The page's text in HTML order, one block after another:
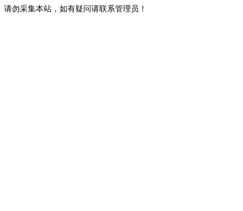
请勿采集本站，如有疑问请联系管理员！